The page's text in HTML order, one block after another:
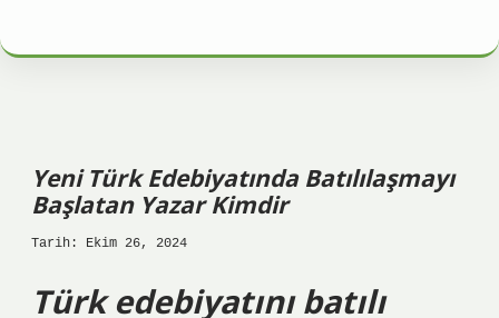
Yeni Türk Edebiyatında Batılılaşmayı
Başlatan Yazar Kimdir
Tarih: Ekim 26, 2024
Türk edebiyatını batılı